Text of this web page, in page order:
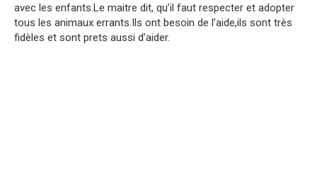
avec les enfants.Le maitre dit, qu’il faut respecter et adopter
tous les animaux errants.Ils ont besoin de l’aide,ils sont très
fidèles et sont prets aussi d’aider.